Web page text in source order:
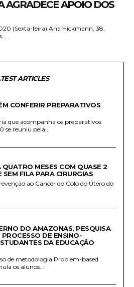
AGRADECE APOIO DOS
Ana Hickmann, 38,
ARTICLES
CONFERIR PREPARATIVOS
que acompanha os preparativos
se reuniu pela...
MESES COM QUASE 2
FILA PARA CIRURGIAS
ao Câncer do Colo do Útero do
DO AMAZONAS, PESQUISA
DE ENSINO-
DA EDUCAÇÃO
de metodologia Problem-based
os alunos...